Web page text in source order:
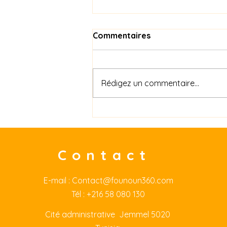
إنجازات فنون منذ التاسيس
Commentaires
Rédigez un commentaire...
Contact
E-mail : Contact@founoun360.com
Tél : +216 58 080 130
Cité administrative Jemmel 5020